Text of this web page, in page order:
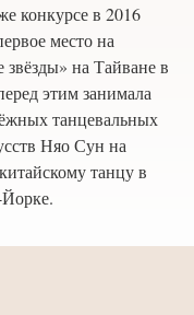
конкурсе в 2016
место на
на Тайване в
этим занимала
танцевальных
Няо Сун на
танцу в